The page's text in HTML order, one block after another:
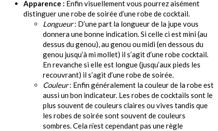
Apparence : Enfin visuellement vous pourrez aisément
distinguer une robe de soirée d’une robe de cocktail.
Longueur: D’une part la longueur de la jupe vous
donnera une bonne indication. Si celle ci est mini (au
dessus du genou), au genou ou midi (en dessous du
genou jusqu’à mi mollet) il s’agit d’une robe cocktail.
En revanche si elle est longue (jusqu’aux pieds les
recouvrant) il s’agit d’une robe de soirée.
Couleur: Enfin généralement la couleur de la robe est
aussi un bon indicateur. Les robes de cocktails sont le
plus souvent de couleurs claires ou vives tandis que
les robes de soirée sont souvent de couleurs
sombres. Cela n’est cependant pas une règle